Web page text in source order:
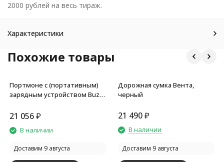
2000 рублей на весь тираж.
Характеристики
Похожие товары
Портмоне с (портативным)
зарядным устройством Buzz,
21 056₽
В наличии
Доставим 9 августа
Дорожная сумка Вента,
черный
21 490 ₽
В наличии
Доставим 9 августа